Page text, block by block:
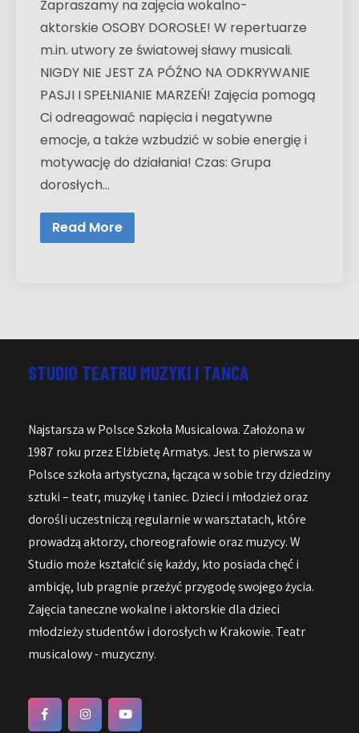
Zapraszamy na zajęcia wokalno-
aktorskie OSOBY DOROSŁE! W repertuarze
m.in. utwory ze światowej sławy musicali.
NIGDY NIE JEST ZA PÓŹNO NA ODKRYWANIE
PASJI I SPEŁNIANIE MARZEŃ! Zajęcia pomogą
Ci odreagować napięcia i negatywne
emocje, a także wzbudzić w sobie energię i
motywację do działania! Czas: Grupa
dorosłych…
Read More
STUDIO TEATRU MUZYKI I TAŃCA
Najstarsza w Polsce Szkoła Musicalowa. Założona w
1987 roku przez Elżbietę Armatys. Jest to pierwsza w
Polsce szkoła artystyczna, łącząca w sobie trzy dziedziny
sztuki – teatr, muzykę i taniec. Dzieci i młodzież oraz
dorośli uczestniczą regularnie w warsztatach, które
prowadzą aktorzy, choreografowie oraz muzycy. W
Studio może kształcić się każdy, kto posiada chęć i
ambicję, lub pragnie przeżyć przygodę swojego życia.
Zajęcia taneczne wokalne i aktorskie dla dzieci
młodzieży studentów i dorosłych w Krakowie. Teatr
musicalowy - muzyczny.